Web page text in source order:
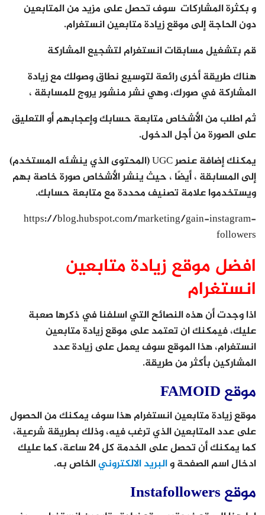
و بكثرة المشاركات سوف تحصل على مزيد من المتابعين
دون الحاجة إلى موقع زيادة متابعين انستغرام.
قم بتشغيل مسابقات انستغرام لتشجيع المشاركة
هناك طريقة أخرى رائعة لتوسيع نطاق وصولك مع زيادة
المشاركة في صورك، وهي نشر منشور يروج للمسابقة ،
ثم اطلب من الأشخاص متابعة حسابك وإعجابهم أو التعليق
على الصورة من أجل الدخول.
يمكنك إضافة عنصر UGC (المحتوى الذي ينشئه المستخدم)
إلى المسابقة ، أيضًا ، حيث ينشر الأشخاص صورة خاصة بهم
ويستخدموا علامة تصنيف محددة مع متابعة حسابك.
https://blog.hubspot.com/marketing/gain-instagram-
followers
افضل موقع زيادة متابعين
انستغرام
اذا وجدت أن هذه النصائح التي اسلفنا في ذكرها صعبة
عليك، فيمكنك ان تعتمد على موقع زيادة متابعين
انستغرام، هذا الموقع سوف يعمل على زيادة عدد
المشاركين بأكثر من طريقة.
موقع FAMOID
موقع زيادة متابعين انستغرام هذا سوف يمكنك من الحصول
على عدد المتابعين الذي ترغب فيه، وذلك بطريقة شرعية،
كما يمكنك أن تحصل على الخدمة كل 24 ساعة، كما عليك
ادخال اسم الصفحة والبريد الالكترونيالخاص به.
موقع Instafollowers